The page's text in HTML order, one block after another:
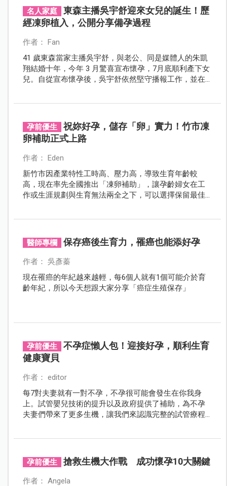
名人家庭
東森主播吳宇舒迎來女兒的誕生！歷
經凍卵植入，公開分享備孕過程
作者： Fan
41 歲東森當家主播吳宇舒，與老公、同是媒體人的朱凱
翔結婚十年，今年 3 月驚喜宣布懷孕，7月底順利產下女
兒。自從宣布懷孕後，吳宇舒依然堅守播報工作，並在
孕前優生
祝妳好孕，儲存「卵」實力！竹市凍
卵補助正式上路
作者： Eden
新竹市因產業特性工時高、壓力高，導致生育年齡較
高，現在率先全國推出「凍卵補助」，讓孕齡婦女在工
作或生涯規劃與生育無法兩全之下，可以選擇保留最佳
醫師專欄 保存癌後生育力，罹癌也能添好孕
作者： 吳彥蓁
現在罹癌的年紀越來越輕，每6個人就有1個可能介於育
齡年紀，所以今天想跟大家分享「癌症生殖保存」
孕前優生
不孕症懶人包！迎接好孕，順利生育
健康寶貝
作者： editor
每7對夫妻就有一對不孕，不孕很可能會發生在你我身
上。試管嬰兒技術的提升以及政府提供了補助，為不孕
夫妻們帶來了更多生機，讓我們來認識完整的試管療程
孕前優生 搶救生機大作戰 成功懷孕10大關鍵
作者： Angela